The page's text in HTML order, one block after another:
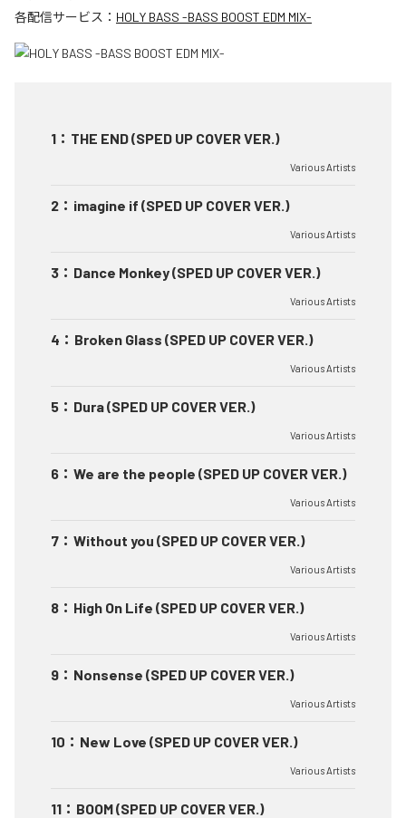
各配信サービス： HOLY BASS -BASS BOOST EDM MIX-
1 ： THE END (SPED UP COVER VER.)
Various Artists
2 ： imagine if (SPED UP COVER VER.)
Various Artists
3 ： Dance Monkey (SPED UP COVER VER.)
Various Artists
4 ： Broken Glass (SPED UP COVER VER.)
Various Artists
5 ： Dura (SPED UP COVER VER.)
Various Artists
6 ： We are the people (SPED UP COVER VER.)
Various Artists
7 ： Without you (SPED UP COVER VER.)
Various Artists
8 ： High On Life (SPED UP COVER VER.)
Various Artists
9 ： Nonsense (SPED UP COVER VER.)
Various Artists
10 ： New Love (SPED UP COVER VER.)
Various Artists
11 ： BOOM (SPED UP COVER VER.)